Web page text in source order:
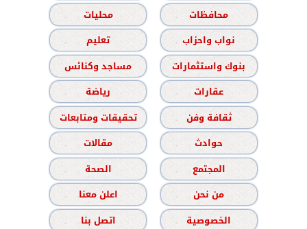
محافظات
محليات
نواب واحزاب
تعليم
بنوك واستثمارات
مساجد وكنائس
عقارات
رياضة
ثقافة وفن
تحقيقات ومتابعات
حوادث
مقالات
المجتمع
الصحة
من نحن
اعلن معنا
الخصوصية
اتصل بنا